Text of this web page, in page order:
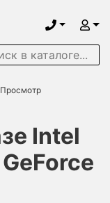
Просмотр
Intel